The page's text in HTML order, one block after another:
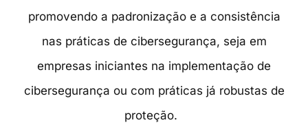
promovendo a padronização e a consistência
nas práticas de cibersegurança, seja em
empresas iniciantes na implementação de
cibersegurança ou com práticas já robustas de
proteção.